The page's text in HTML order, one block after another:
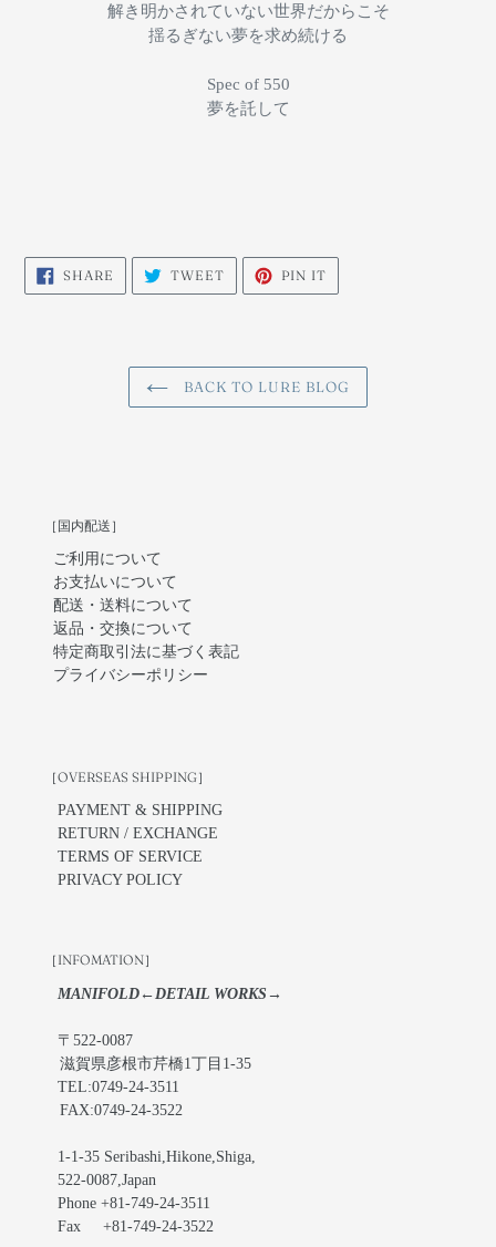
解き明かされていない世界だからこそ
揺るぎない夢を求め続ける
Spec of 550
夢を託して
SHARE SHARE
FACEBOOK
TWEETTWEET
TWITTER
PIN IT
PINTEREST
BACK TO LURE BLOG
［国内配送］
ご利用について
お支払いについて
配送・送料について
返品・交換について
特定商取引法に基づく表記
プライバシーポリシー
［OVERSEAS SHIPPING］
PAYMENT & SHIPPING
RETURN / EXCHANGE
TERMS OF SERVICE
PRIVACY POLICY
［INFOMATION］
MANIFOLD←DETAIL WORKS→
〒522-0087
滋賀県彦根市芹橋1丁目1-35
TEL:0749-24-3511
FAX:0749-24-3522
1-1-35 Seribashi,Hikone,Shiga,
522-0087,Japan
Phone +81-749-24-3511
Fax +81-749-24-3522